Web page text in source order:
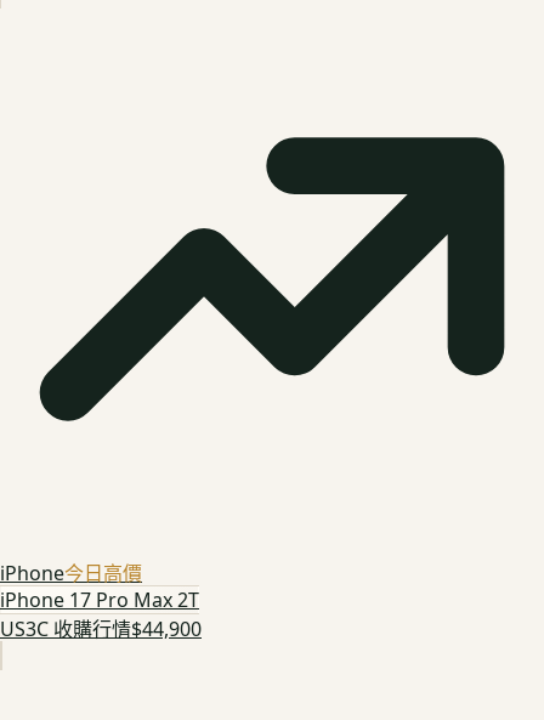
iPhone今日高價
iPhone 17 Pro Max 2T
US3C 收購行情$44,900